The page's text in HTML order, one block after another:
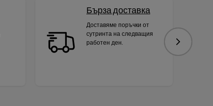
Бърза доставка
Доставяме поръчки от
сутринта на следващия
работен ден.
Следваща